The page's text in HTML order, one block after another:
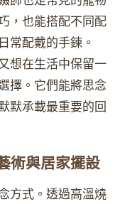
，也能搭配不同配
常配戴的手鍊。
想在生活中保留一
擇。它們能將思念
默承載最重要的回
術與居家擺設
方式。透過高溫燒